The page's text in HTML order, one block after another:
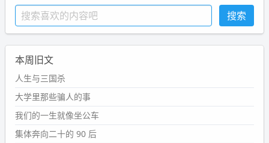
本周旧文
人生与三国杀
大学里那些骗人的事
我们的一生就像坐公车
集体奔向二十的 90 后